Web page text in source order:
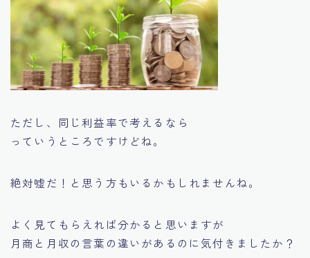
ただし、同じ利益率で考えるなら
っていうところですけどね。
絶対嘘だ！と思う方もいるかもしれませんね。
よく見てもらえれば分かると思いますが
月商と月収の言葉の違いがあるのに気付きましたか？